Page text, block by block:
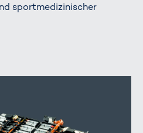
sportmedizinischer